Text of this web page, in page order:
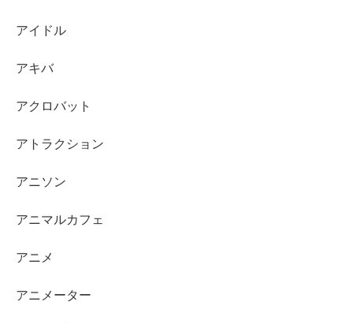
アイドル
アキバ
アクロバット
アトラクション
アニソン
アニマルカフェ
アニメ
アニメーター